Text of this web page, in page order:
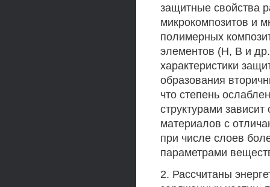
защитные свойства
микрокомпозитов и
полимерных
элементов (Н, В и
характеристики
образования
что степень
структурами
материалов с
при числе слоев
параметрами
2. Рассчитаны